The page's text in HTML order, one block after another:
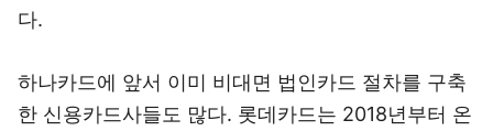
다.
하나카드에 앞서 이미 비대면 법인카드 절차를 구축
한 신용카드사들도 많다. 롯데카드는 2018년부터 온